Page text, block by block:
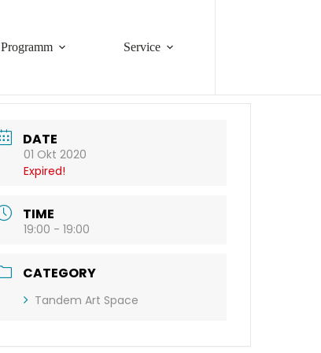
Programm Service
DATE
01 Okt 2020
Expired!
TIME
19:00 - 19:00
CATEGORY
Tandem Art Space